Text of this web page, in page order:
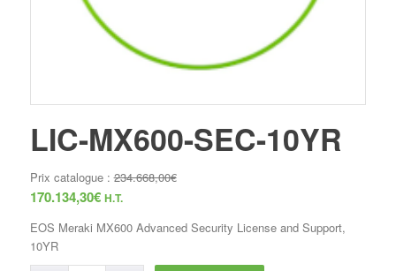
LIC-MX600-SEC-10YR
Prix catalogue :234.668,00€
170.134,30€ H.T.
EOS Meraki MX600 Advanced Security License and Support,
10YR